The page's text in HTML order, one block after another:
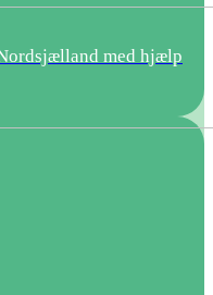
med hjælp